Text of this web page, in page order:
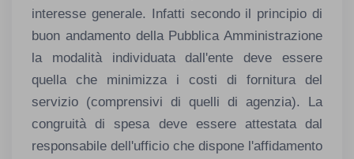
interesse generale. Infatti secondo il principio di
buon andamento della Pubblica Amministrazione
la modalità individuata dall'ente deve essere
quella che minimizza i costi di fornitura del
servizio (comprensivi di quelli di agenzia). La
congruità di spesa deve essere attestata dal
responsabile dell'ufficio che dispone l'affidamento